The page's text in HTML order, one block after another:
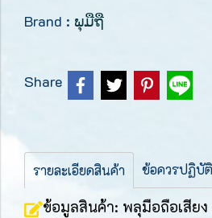
Brand : ພຸມືຖື
Share
รายละเอียดสินค้า ข้อควรปฏิบั
ข้อมูลสินค้า: พลุมือถือเสีย